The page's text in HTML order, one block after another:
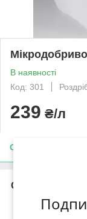
В наявності
Код: 301
239 ₴/л
Опис
Опис